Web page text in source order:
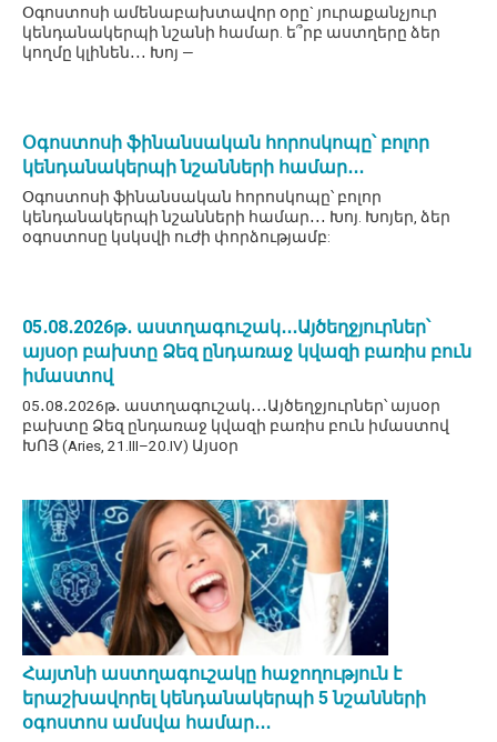
Օգոստոսի ամենաբախտավոր օրը` յուրաքանչյուր
կենդանակերպի նշանի համար. ե՞րբ աստղերը ձեր
կողմը կլինեն․․․ Խոյ —
Օգոստոսի ֆինանսական հորոսկոպը՝ բոլոր
կենդանակերպի նշանների համար․․․
Օգոստոսի ֆինանսական հորոսկոպը՝ բոլոր
կենդանակերպի նշանների համար․․․ Խոյ. Խոյեր, ձեր
օգոստոսը կսկսվի ուժի փորձությամբ:
05․08․2026թ․ աստղագուշակ․․․Այծեղջյուրներ՝
այսօր բախտը Ձեզ ընդառաջ կվազի բառիս բուն
իմաստով
05․08․2026թ․ աստղագուշակ․․․Այծեղջյուրներ՝ այսօր
բախտը Ձեզ ընդառաջ կվազի բառիս բուն իմաստով
ԽՈՅ (Aries, 21.III–20.IV) Այսօր
Հայտնի աստղագուշակը հաջողություն է
երաշխավորել կենդանակերպի 5 նշանների
օգոստոս ամսվա համար․․․